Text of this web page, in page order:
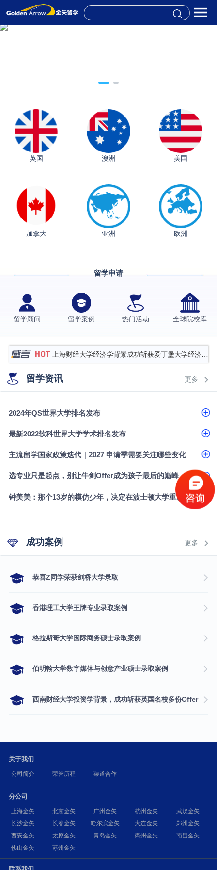
英国 澳洲 美国
加拿大 亚洲 欧洲
留学申请
留学顾问 留学案例 热门活动 全球院校库
格拉斯哥大学国际商务硕士录取案例
伯明翰大学数字媒体与创意产业硕士录取案例
Offer
上海财经大学经济学背景成功斩获爱丁堡大学经济学
硕士录取
数学背景的他，靠“供应链”故事敲开哥大、宾大之门
专科逆袭伦敦大学学院UCL录取案例解析
留学资讯 更多
2024年QS世界大学排名发布
最新2022软科世界大学学术排名发布
主流留学国家政策迭代｜2027 申请季需要关注哪些变化
选专业只是起点，别让牛剑Offer成为孩子最后的巅峰
钟美美：那个13岁的模仿少年，决定在波士顿大学重新定义自己
成功案例 更多
​恭喜Z同学荣获剑桥大学录取
香港理工大学王牌专业录取案例
格拉斯哥大学国际商务硕士录取案例
伯明翰大学数字媒体与创意产业硕士录取案例
西南财经大学投资学背景，成功斩获英国名校多份Offer
关于我们
公司简介 荣誉历程 渠道合作
分公司
上海金矢 北京金矢 广州金矢 杭州金矢
武汉金矢
长沙金矢
长春金矢 哈尔滨金矢 大连金矢
郑州金矢
西安金矢
太原金矢 青岛金矢 衢州金矢
南昌金矢
佛山金矢
苏州金矢